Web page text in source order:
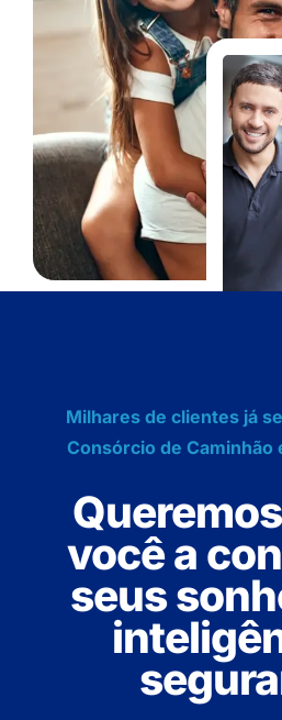
Milhares de clientes já
Consórcio de Caminhão
você a
seus